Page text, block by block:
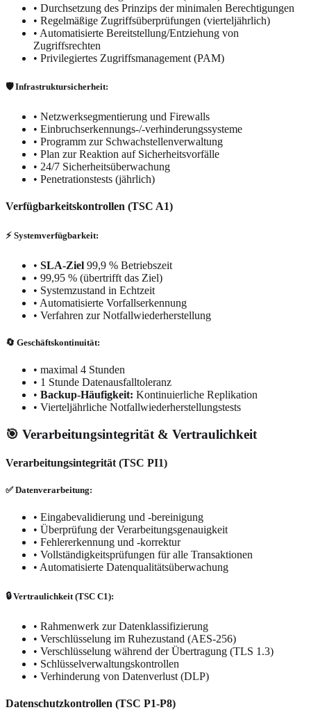
• Durchsetzung des Prinzips der minimalen Berechtigungen
• Regelmäßige Zugriffsüberprüfungen (vierteljährlich)
• Automatisierte Bereitstellung/Entziehung von
Zugriffsrechten
• Privilegiertes Zugriffsmanagement (PAM)
🛡️ Infrastruktursicherheit:
• Netzwerksegmentierung und Firewalls
• Einbruchserkennungs-/-verhinderungssysteme
• Programm zur Schwachstellenverwaltung
• Plan zur Reaktion auf Sicherheitsvorfälle
• 24/7 Sicherheitsüberwachung
• Penetrationstests (jährlich)
Verfügbarkeitskontrollen (TSC A1)
⚡ Systemverfügbarkeit:
• SLA-Ziel 99,9 % Betriebszeit
• 99,95 % (übertrifft das Ziel)
• Systemzustand in Echtzeit
• Automatisierte Vorfallserkennung
• Verfahren zur Notfallwiederherstellung
🔄 Geschäftskontinuität:
• maximal 4 Stunden
• 1 Stunde Datenausfalltoleranz
• Backup-Häufigkeit: Kontinuierliche Replikation
• Vierteljährliche Notfallwiederherstellungstests
🎯 Verarbeitungsintegrität & Vertraulichkeit
Verarbeitungsintegrität (TSC PI1)
✅ Datenverarbeitung:
• Eingabevalidierung und -bereinigung
• Überprüfung der Verarbeitungsgenauigkeit
• Fehlererkennung und -korrektur
• Vollständigkeitsprüfungen für alle Transaktionen
• Automatisierte Datenqualitätsüberwachung
🔒 Vertraulichkeit (TSC C1):
• Rahmenwerk zur Datenklassifizierung
• Verschlüsselung im Ruhezustand (AES-256)
• Verschlüsselung während der Übertragung (TLS 1.3)
• Schlüsselverwaltungs­kontrollen
• Verhinderung von Datenverlust (DLP)
Datenschutzkontrollen (TSC P1-P8)